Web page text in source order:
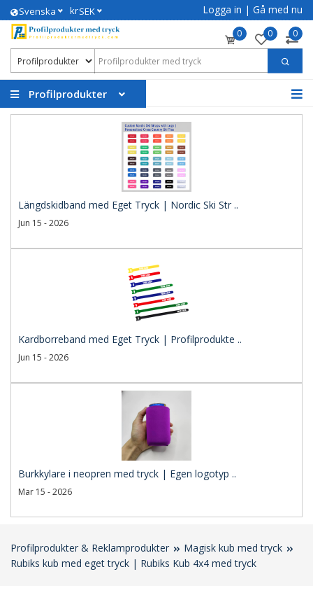
Svenska krSEK Logga in | Gå med nu
0 0 0
Profilprodukter
Längdskidband med Eget Tryck | Nordic Ski Str ..
Jun 15 - 2026
Kardborreband med Eget Tryck | Profilprodukte ..
Jun 15 - 2026
Burkkylare i neopren med tryck | Egen logotyp ..
Mar 15 - 2026
Profilprodukter & Reklamprodukter
Magisk kub med tryck
Rubiks kub med eget tryck | Rubiks Kub 4x4 med tryck